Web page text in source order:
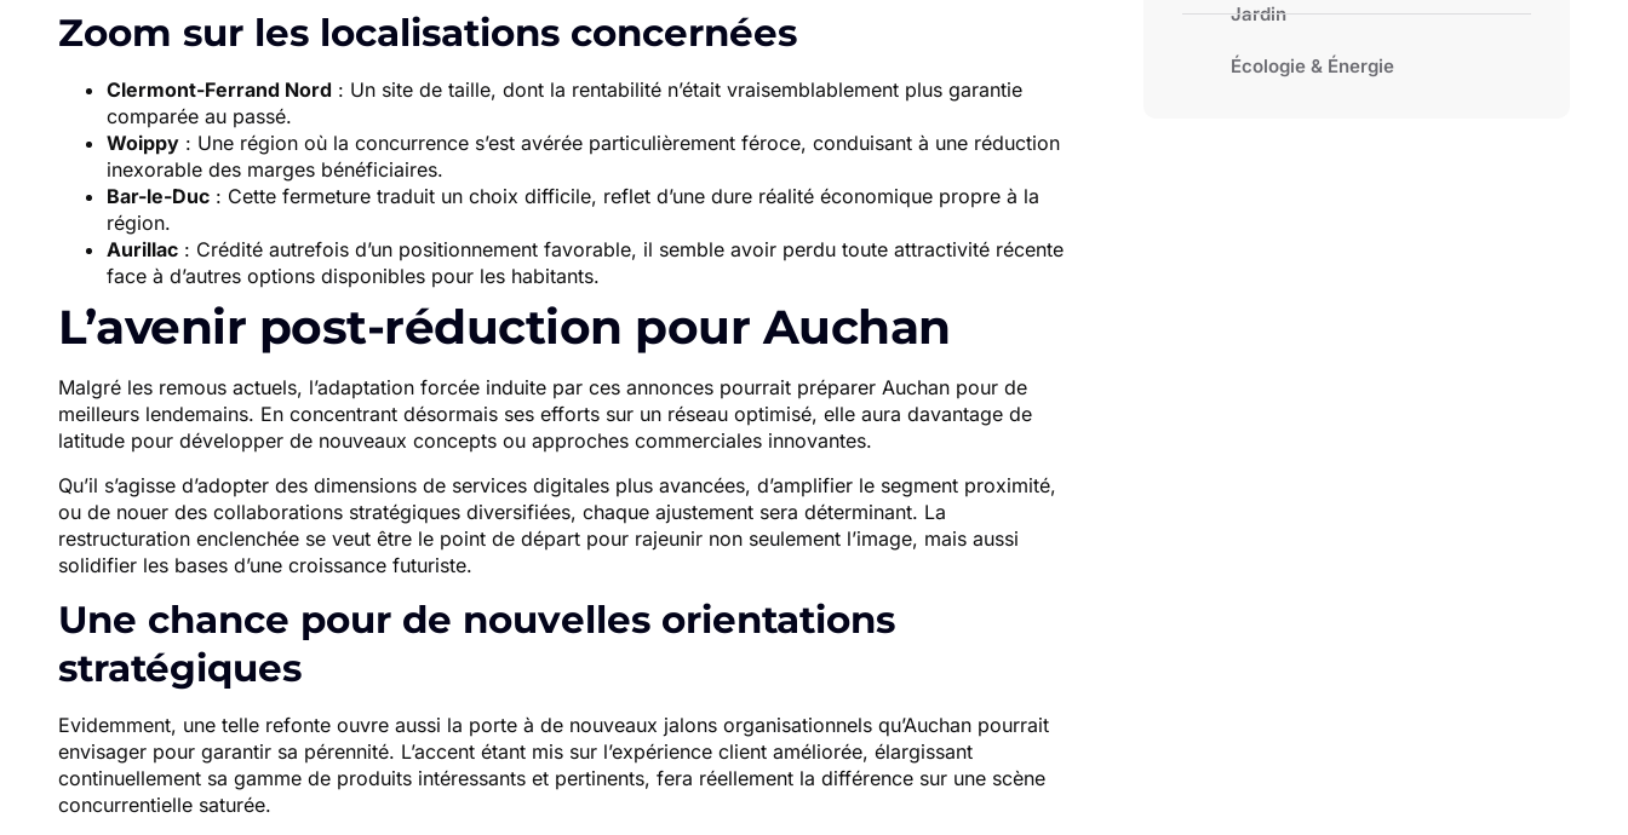
Zoom sur les localisations concernées
Clermont-Ferrand Nord : Un site de taille, dont la rentabilité n’était vraisemblablement plus garantie
comparée au passé.
Woippy : Une région où la concurrence s’est avérée particulièrement féroce, conduisant à une réduction
inexorable des marges bénéficiaires.
Bar-le-Duc : Cette fermeture traduit un choix difficile, reflet d’une dure réalité économique propre à la
région.
Aurillac : Crédité autrefois d’un positionnement favorable, il semble avoir perdu toute attractivité récente
face à d’autres options disponibles pour les habitants.
L’avenir post-réduction pour Auchan
Malgré les remous actuels, l’adaptation forcée induite par ces annonces pourrait préparer Auchan pour de
meilleurs lendemains. En concentrant désormais ses efforts sur un réseau optimisé, elle aura davantage de
latitude pour développer de nouveaux concepts ou approches commerciales innovantes.
Qu’il s’agisse d’adopter des dimensions de services digitales plus avancées, d’amplifier le segment proximité,
ou de nouer des collaborations stratégiques diversifiées, chaque ajustement sera déterminant. La
restructuration enclenchée se veut être le point de départ pour rajeunir non seulement l’image, mais aussi
solidifier les bases d’une croissance futuriste.
Une chance pour de nouvelles orientations
stratégiques
Evidemment, une telle refonte ouvre aussi la porte à de nouveaux jalons organisationnels qu’Auchan pourrait
envisager pour garantir sa pérennité. L’accent étant mis sur l’expérience client améliorée, élargissant
continuellement sa gamme de produits intéressants et pertinents, fera réellement la différence sur une scène
concurrentielle saturée.
Jardin
Écologie & Énergie